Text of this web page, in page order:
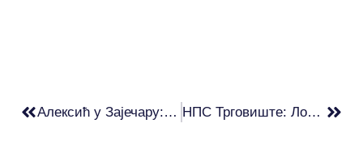
Алексић у Зајечару: Један глас вреди много више од пакета хране и џака вештачког ђубрива НПС Трговиште: Локална власт потрошила скоро 170.000 евра на репрезентације и трошкове горива